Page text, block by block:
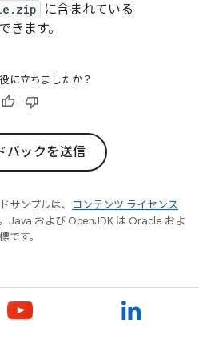
に含まれている
きます。
に立ちましたか？
バックを送信
サンプルは、
コンテンツ ライセンス
Java および OpenJDK は Oracle およ
です。